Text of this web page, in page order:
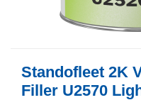
Standofleet 2K
Filler U2570